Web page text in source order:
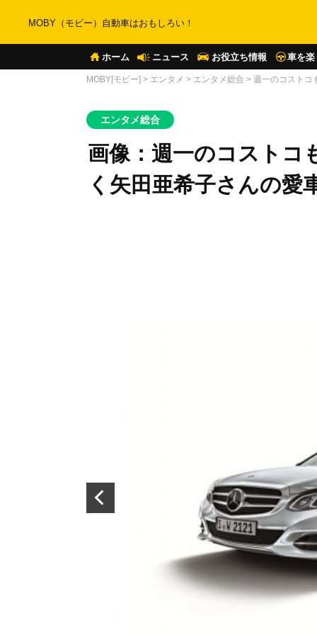
MOBY（モビー）自動車はおもしろい！
ホーム ニュース お役立ち情報 車を楽
MOBY[モビー] > エンタメ > エンタメ総合 > 週一のコストコ
エンタメ総合
画像：週一のコストコ
く矢田亜希子さんの愛